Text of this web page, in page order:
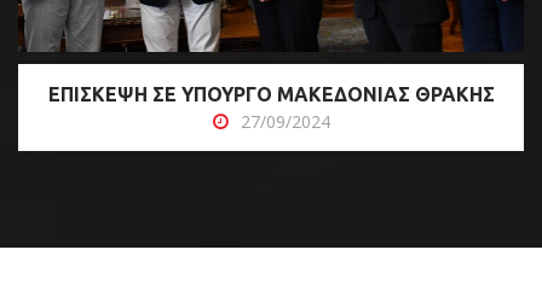
ΕΠΙΣΚΕΨΗ ΣΕ ΥΠΟΥΡΓΟ ΜΑΚΕΔΟΝΙΑΣ ΘΡΑΚΗΣ
27/09/2024